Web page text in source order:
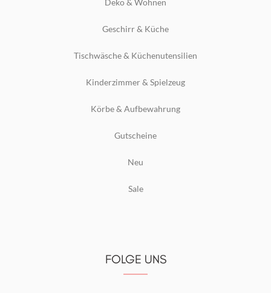
Deko & Wohnen
Geschirr & Küche
Tischwäsche & Küchenutensilien
Kinderzimmer & Spielzeug
Körbe & Aufbewahrung
Gutscheine
Neu
Sale
FOLGE UNS